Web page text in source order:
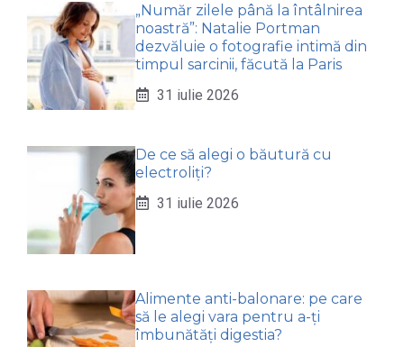
„Număr zilele până la întâlnirea
noastră”: Natalie Portman
dezvăluie o fotografie intimă din
timpul sarcinii, făcută la Paris
31 iulie 2026
De ce să alegi o băutură cu
electroliți?
31 iulie 2026
Alimente anti-balonare: pe care
să le alegi vara pentru a-ți
îmbunătăți digestia?